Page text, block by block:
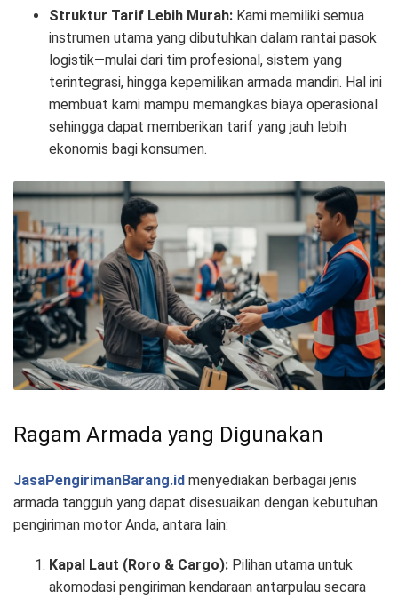
Struktur Tarif Lebih Murah: Kami memiliki semua
instrumen utama yang dibutuhkan dalam rantai pasok
logistik—mulai dari tim profesional, sistem yang
terintegrasi, hingga kepemilikan armada mandiri. Hal ini
membuat kami mampu memangkas biaya operasional
sehingga dapat memberikan tarif yang jauh lebih
ekonomis bagi konsumen.
Ragam Armada yang Digunakan
JasaPengirimanBarang.id menyediakan berbagai jenis
armada tangguh yang dapat disesuaikan dengan kebutuhan
pengiriman motor Anda, antara lain:
Kapal Laut (Roro & Cargo): Pilihan utama untuk
akomodasi pengiriman kendaraan antarpulau secara